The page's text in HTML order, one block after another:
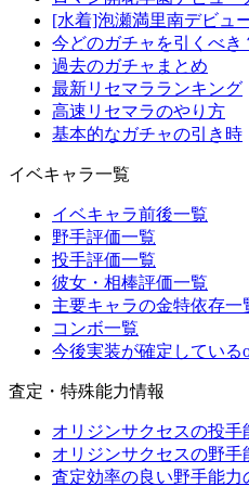
[水着]泡瀬満里南デビュ
今どのガチャを引くべき
過去のガチャまとめ
最新リセマラランキング
高速リセマラのやり方
基本的なガチャの引き時
イベキャラ一覧
イベキャラ前後一覧
野手評価一覧
投手評価一覧
彼女・相棒評価一覧
主要キャラの金特依存一
コンボ一覧
今後実装が確定している
査定・特殊能力情報
オリジンサクセスの投
オリジンサクセスの野
査定効率の良い野手能力